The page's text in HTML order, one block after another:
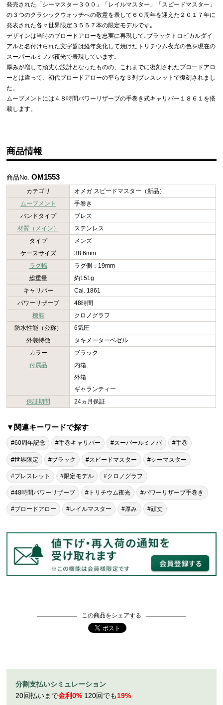
発売された「シーマスター３００」「レイルマスター」「スピードマスター」
の３つのクラシックウォッチへの敬意を表して６０周年を迎えた２０１７年に
発表された各々世界限定３５５７本の限定モデルです｡
デザインは当時のブロードアローを忠実に再現して､ブラックトロピカルダイ
アルと名付けられた文字盤は経年変化して焼けたトリチウム夜光の色を現在の
スーパールミノバ夜光で表現しています｡
厚みが増して頑丈な設計となったものの、これまでに復刻されたブロードアロ
ーとは違って、初代ブロードアローの平らな３列ブレスレットで復刻されまし
た。
ムーブメントには４８時間パワーリザーブの手巻き式キャリバー１８６１を搭
載します。
商品情報
商品No.OM1553
カテゴリ
オメガ スピードマスター（新品）
ムーブメント
手巻き
バンドタイプ
ブレス
材質（メイン）
ステンレス
タイプ
メンズ
ケースサイズ
38.6mm
ラグ幅
ラグ側：19mm
総重量
約151g
キャリバー
Cal. 1861
パワーリザーブ
48時間
機能
クロノグラフ
防水性能（公称）
6気圧
外装特徴
タキメーターベゼル
カラー
ブラック
付属品
内箱
外箱
ギャランティー
保証期間
24ヵ月保証
▼関連キーワードで探す
#60周年記念 #手巻キャリバー #スーパールミノバ #手巻
#世界限定 #ブラック #スピードマスター #シーマスター
#ブレスレット #限定モデル #クロノグラフ
#48時間パワーリザーブ #トリチウム夜光 #パワーリザーブ手巻き
#ブロードアロー #レイルマスター #厚み #頑丈
この商品をシェアする
分割支払いシミュレーション
20回払いまで金利0% 120回でも19%